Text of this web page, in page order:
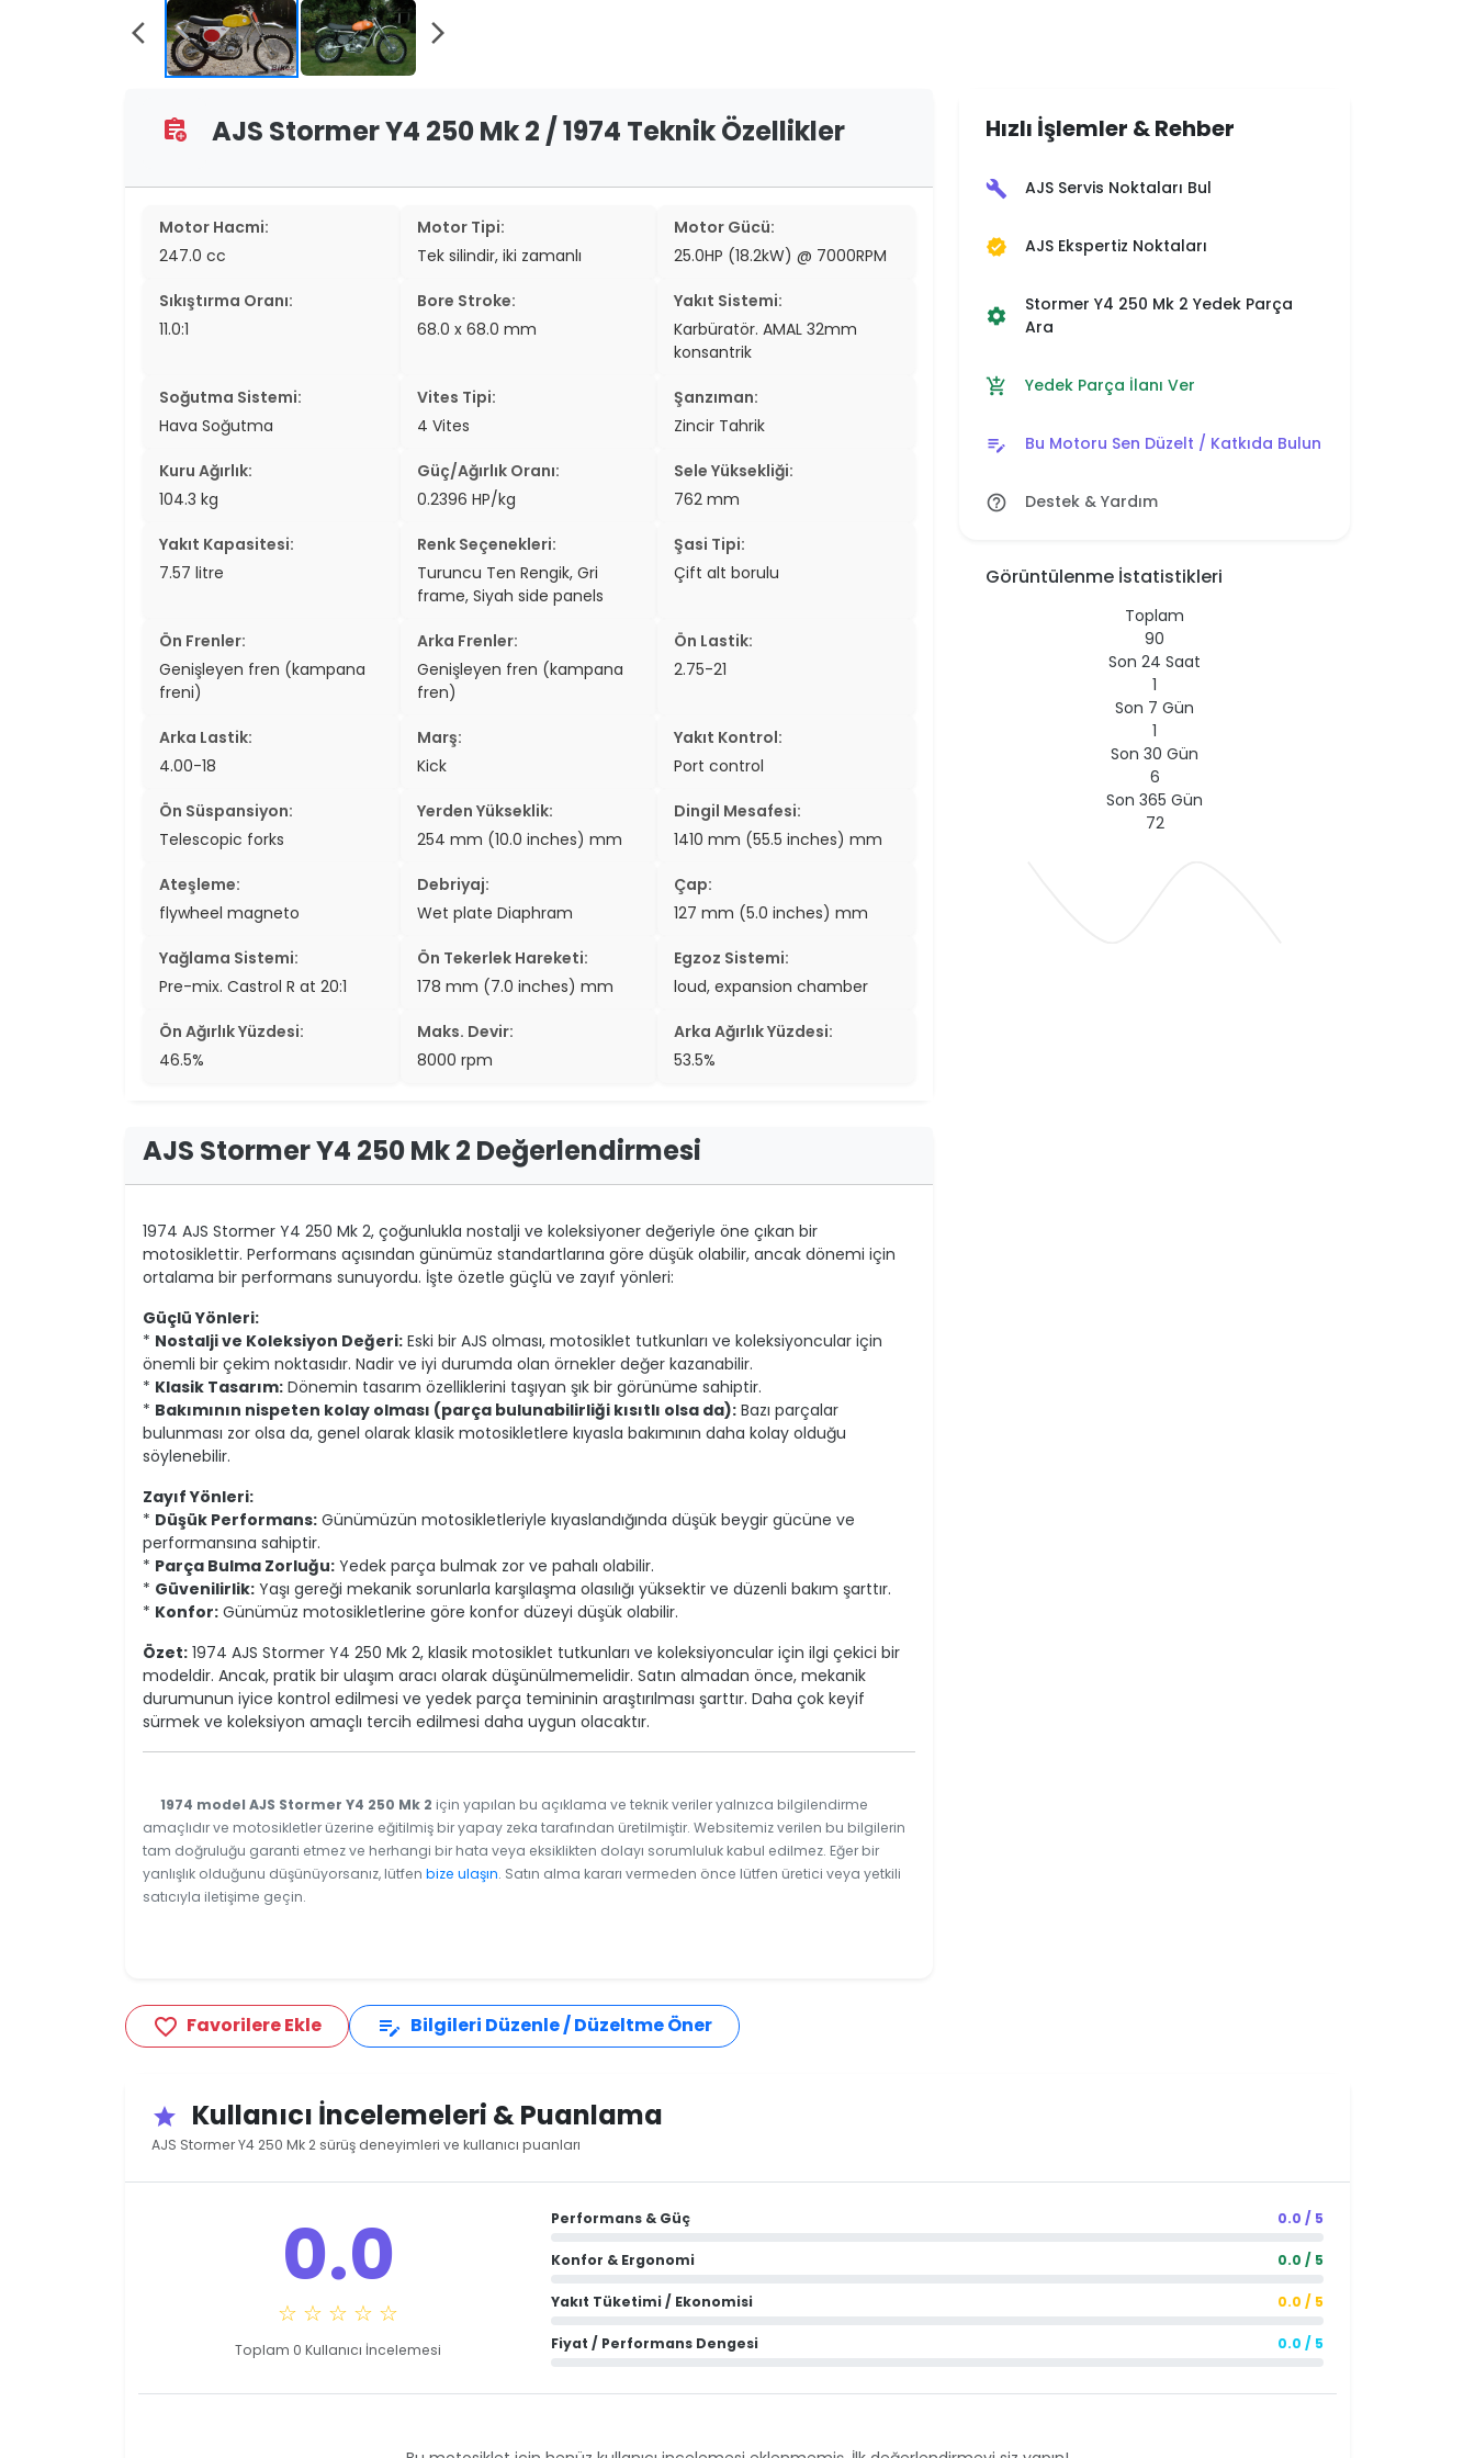
arrow_back_ios arrow_forward_ios
assignment_add AJS Stormer Y4 250 Mk 2 / 1974 Teknik Özellikler
Motor Hacmi:
247.0 cc
Motor Tipi:
Tek silindir, iki zamanlı
Motor Gücü:
25.0HP (18.2kW) @ 7000RPM
Sıkıştırma Oranı:
11.0:1
Bore Stroke:
68.0 x 68.0 mm
Yakıt Sistemi:
Karbüratör. AMAL 32mm
konsantrik
Soğutma Sistemi:
Hava Soğutma
Vites Tipi:
4 Vites
Şanzıman:
Zincir Tahrik
Kuru Ağırlık:
104.3 kg
Güç/Ağırlık Oranı:
0.2396 HP/kg
Sele Yüksekliği:
762 mm
Yakıt Kapasitesi:
7.57 litre
Renk Seçenekleri:
Turuncu Ten Rengik, Gri
frame, Siyah side panels
Şasi Tipi:
Çift alt borulu
Ön Frenler:
Genişleyen fren (kampana
freni)
Arka Frenler:
Genişleyen fren (kampana
fren)
Ön Lastik:
2.75-21
Arka Lastik:
4.00-18
Marş:
Kick
Yakıt Kontrol:
Port control
Ön Süspansiyon:
Telescopic forks
Yerden Yükseklik:
254 mm (10.0 inches) mm
Dingil Mesafesi:
1410 mm (55.5 inches) mm
Ateşleme:
flywheel magneto
Debriyaj:
Wet plate Diaphram
Çap:
127 mm (5.0 inches) mm
Yağlama Sistemi:
Pre-mix. Castrol R at 20:1
Ön Tekerlek Hareketi:
178 mm (7.0 inches) mm
Egzoz Sistemi:
loud, expansion chamber
Ön Ağırlık Yüzdesi:
46.5%
Maks. Devir:
8000 rpm
Arka Ağırlık Yüzdesi:
53.5%
AJS Stormer Y4 250 Mk 2 Değerlendirmesi
1974 AJS Stormer Y4 250 Mk 2, çoğunlukla nostalji ve koleksiyoner değeriyle öne çıkan bir
motosiklettir. Performans açısından günümüz standartlarına göre düşük olabilir, ancak dönemi için
ortalama bir performans sunuyordu. İşte özetle güçlü ve zayıf yönleri:
Güçlü Yönleri:
* Nostalji ve Koleksiyon Değeri: Eski bir AJS olması, motosiklet tutkunları ve koleksiyoncular için
önemli bir çekim noktasıdır. Nadir ve iyi durumda olan örnekler değer kazanabilir.
* Klasik Tasarım: Dönemin tasarım özelliklerini taşıyan şık bir görünüme sahiptir.
* Bakımının nispeten kolay olması (parça bulunabilirliği kısıtlı olsa da): Bazı parçalar
bulunması zor olsa da, genel olarak klasik motosikletlere kıyasla bakımının daha kolay olduğu
söylenebilir.
Zayıf Yönleri:
* Düşük Performans: Günümüzün motosikletleriyle kıyaslandığında düşük beygir gücüne ve
performansına sahiptir.
* Parça Bulma Zorluğu: Yedek parça bulmak zor ve pahalı olabilir.
* Güvenilirlik: Yaşı gereği mekanik sorunlarla karşılaşma olasılığı yüksektir ve düzenli bakım şarttır.
* Konfor: Günümüz motosikletlerine göre konfor düzeyi düşük olabilir.
Özet: 1974 AJS Stormer Y4 250 Mk 2, klasik motosiklet tutkunları ve koleksiyoncular için ilgi çekici bir
modeldir. Ancak, pratik bir ulaşım aracı olarak düşünülmemelidir. Satın almadan önce, mekanik
durumunun iyice kontrol edilmesi ve yedek parça temininin araştırılması şarttır. Daha çok keyif
sürmek ve koleksiyon amaçlı tercih edilmesi daha uygun olacaktır.
1974 model AJS Stormer Y4 250 Mk 2 için yapılan bu açıklama ve teknik veriler yalnızca bilgilendirme
amaçlıdır ve motosikletler üzerine eğitilmiş bir yapay zeka tarafından üretilmiştir. Websitemiz verilen bu bilgilerin
tam doğruluğu garanti etmez ve herhangi bir hata veya eksiklikten dolayı sorumluluk kabul edilmez. Eğer bir
yanlışlık olduğunu düşünüyorsanız, lütfen bize ulaşın. Satın alma kararı vermeden önce lütfen üretici veya yetkili
satıcıyla iletişime geçin.
Hızlı İşlemler & Rehber
build AJS Servis Noktaları Bul
verified AJS Ekspertiz Noktaları
settings
Stormer Y4 250 Mk 2 Yedek Parça
Ara
add_shopping_cart Yedek Parça İlanı Ver
edit_note Bu Motoru Sen Düzelt / Katkıda Bulun
help_outline Destek & Yardım
Görüntülenme İstatistikleri
Toplam
90
Son 24 Saat
1
Son 7 Gün
1
Son 30 Gün
6
Son 365 Gün
72
favorite_border Favorilere Ekle edit_note Bilgileri Düzenle / Düzeltme Öner
star Kullanıcı İncelemeleri & Puanlama
AJS Stormer Y4 250 Mk 2 sürüş deneyimleri ve kullanıcı puanları
0.0
☆ ☆ ☆ ☆ ☆
Toplam 0 Kullanıcı İncelemesi
Performans & Güç 0.0 / 5
Konfor & Ergonomi 0.0 / 5
Yakıt Tüketimi / Ekonomisi 0.0 / 5
Fiyat / Performans Dengesi 0.0 / 5